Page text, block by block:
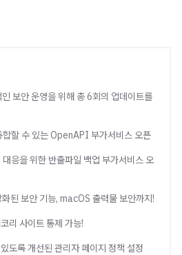
보안 운영을 위해 총 6회의 업데이트를
합할 수 있는 OpenAPI 부가서비스 오픈
응을 위한 반출파일 백업 부가서비스 오
된 보안 기능, macOS 출력물 보안까지!
리 사이트 통제 가능!
도록 개선된 관리자 페이지 정책 설정